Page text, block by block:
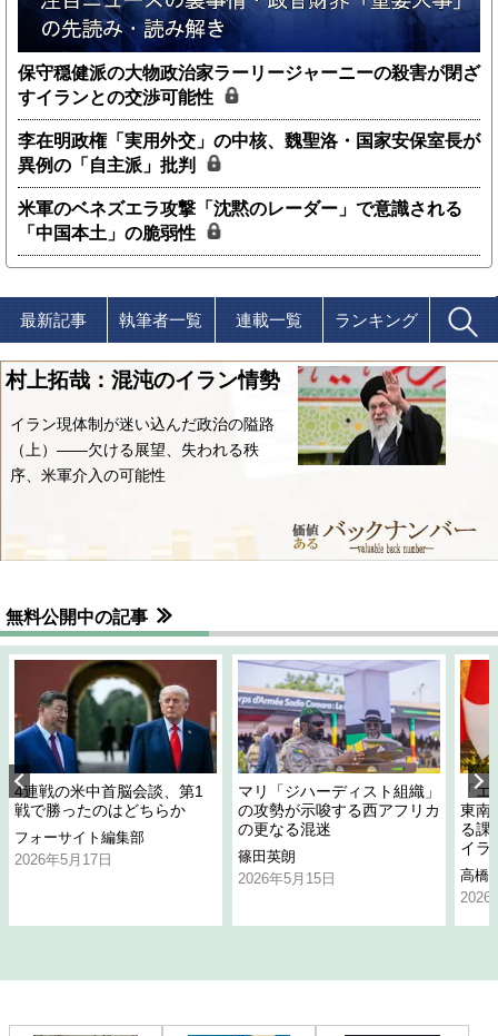
保守穏健派の大物政治家ラーリージャーニーの殺害が閉ざ
すイランとの交渉可能性
李在明政権「実用外交」の中核、魏聖洛・国家安保室長が
異例の「自主派」批判
米軍のベネズエラ攻撃「沈黙のレーダー」で意識される
「中国本土」の脆弱性
最新記事 執筆者一覧 連載一覧 ランキング
村上拓哉：混沌のイラン情勢
イラン現体制が迷い込んだ政治の隘路
（上）――欠ける展望、失われる秩
序、米軍介入の可能性
無料公開中の記事
4連戦の米中首脳会談、第1
戦で勝ったのはどちらか
フォーサイト編集部
2026年5月17日
マリ「ジハーディスト組織」
の攻勢が示唆する西アフリカ
の更なる混迷
篠田英朗
2026年5月15日
「
東南
る課
イラ
高橋
2026